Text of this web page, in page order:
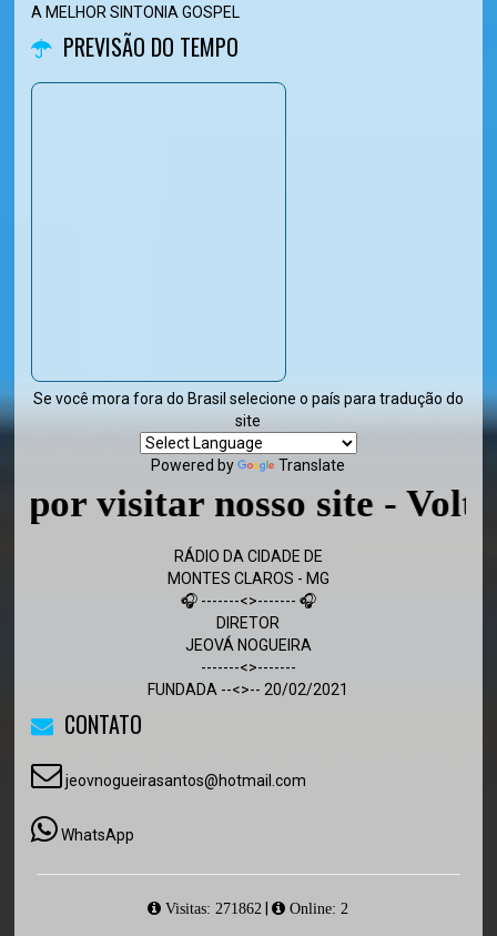
A MELHOR SINTONIA GOSPEL
PREVISÃO DO TEMPO
Se você mora fora do Brasil selecione o país para tradução do
site
Powered by Translate
nosso site - Volte
RÁDIO DA CIDADE DE
MONTES CLAROS - MG
🎧 -------<>------- 🎧
DIRETOR
JEOVÁ NOGUEIRA
-------<>-------
FUNDADA --<>-- 20/02/2021
CONTATO
jeovnogueirasantos@hotmail.com
WhatsApp
Visitas: 271862 | Online: 2